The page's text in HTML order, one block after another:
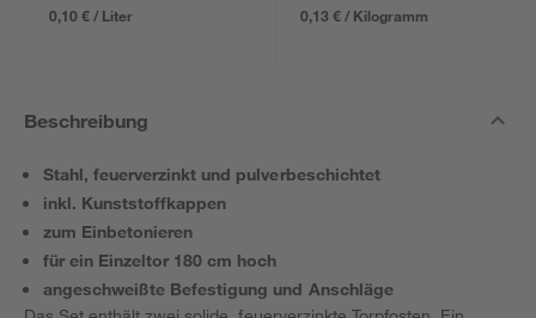
0,10 € / Liter 0,13 € / Kilogramm
Beschreibung
Stahl, feuerverzinkt und pulverbeschichtet
inkl. Kunststoffkappen
zum Einbetonieren
für ein Einzeltor 180 cm hoch
angeschweißte Befestigung und Anschläge